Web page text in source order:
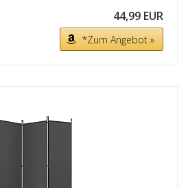
44,99 EUR
*Zum Angebot »